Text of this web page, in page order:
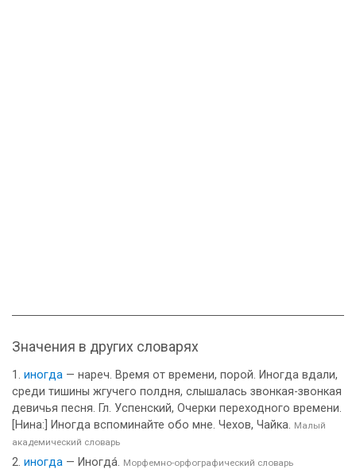
Значения в других словарях
иногда — нареч. Время от времени, порой. Иногда вдали,
среди тишины жгучего полдня, слышалась звонкая-звонкая
девичья песня. Гл. Успенский, Очерки переходного времени.
[Нина:] Иногда вспоминайте обо мне. Чехов, Чайка. Малый
академический словарь
иногда — Иногда́. Морфемно-орфографический словарь